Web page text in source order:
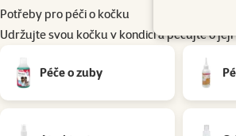
Potřeby pro péči o kočku
Udržujte svou kočku v kondici a pečujte o
Péče o zuby